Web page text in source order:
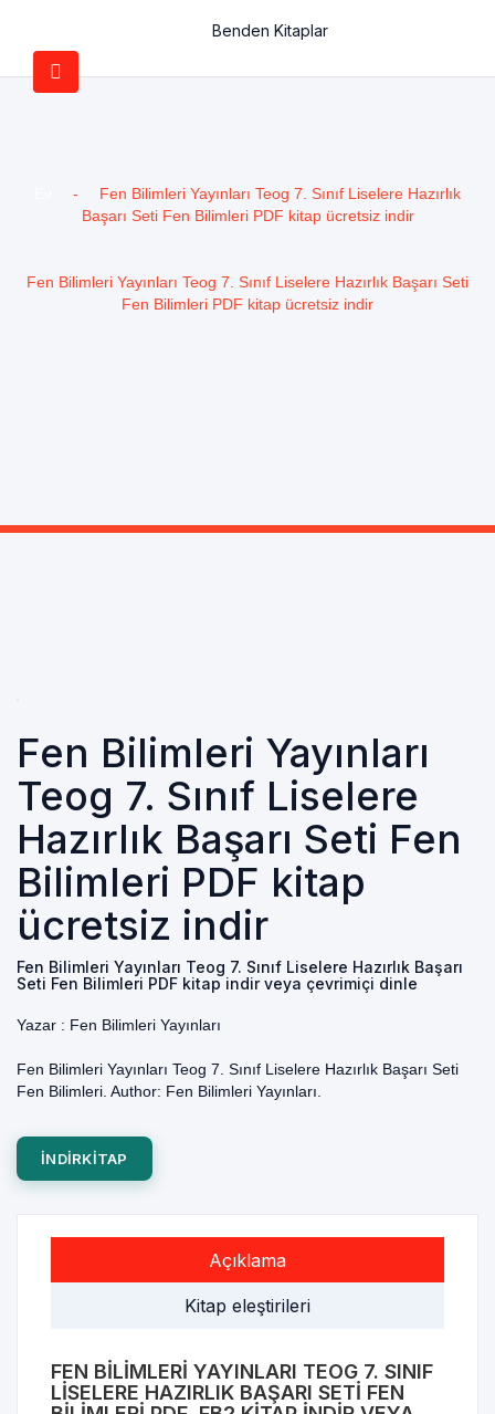
Benden Kitaplar
-
Fen Bilimleri Yayınları Teog 7. Sınıf Liselere Hazırlık
Başarı Seti Fen Bilimleri PDF kitap ücretsiz indir
Fen Bilimleri Yayınları Teog 7. Sınıf Liselere Hazırlık Başarı Seti
Fen Bilimleri PDF kitap ücretsiz indir
Fen Bilimleri Yayınları
Teog 7. Sınıf Liselere
Hazırlık Başarı Seti Fen
Bilimleri PDF kitap
ücretsiz indir
Fen Bilimleri Yayınları Teog 7. Sınıf Liselere Hazırlık Başarı
Seti Fen Bilimleri PDF kitap indir veya çevrimiçi dinle
Yazar : Fen Bilimleri Yayınları
Fen Bilimleri Yayınları Teog 7. Sınıf Liselere Hazırlık Başarı Seti
Fen Bilimleri. Author: Fen Bilimleri Yayınları.
INDIRKITAP
Açıklama
Kitap eleştirileri
FEN BILIMLERI YAYINLARI TEOG 7. SINIF
LISELERE HAZIRLIK BAŞARI SETI FEN